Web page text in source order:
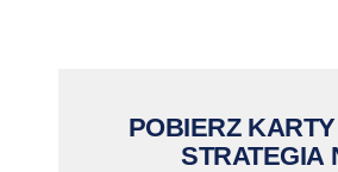
POBIERZ
STRATEGIA